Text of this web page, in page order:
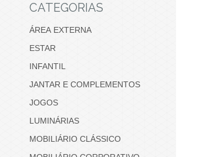
CATEGORIAS
ÁREA EXTERNA
ESTAR
INFANTIL
JANTAR E COMPLEMENTOS
JOGOS
LUMINÁRIAS
MOBILIÁRIO CLÁSSICO